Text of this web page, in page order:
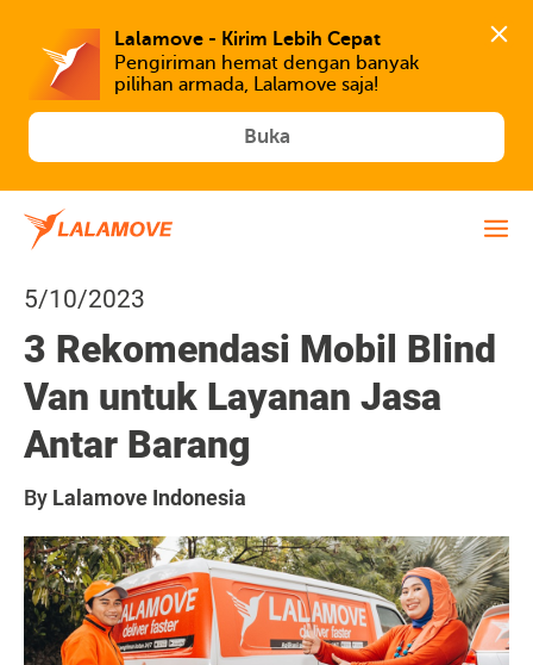
Lalamove - Kirim Lebih Cepat
Pengiriman hemat dengan banyak
Buka
5/10/2023
3 Rekomendasi Mobil Blind
Van untuk Layanan Jasa
Antar Barang
By Lalamove Indonesia